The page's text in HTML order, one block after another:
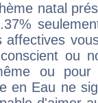
natal
affectives
ou
ou
en Eau ne